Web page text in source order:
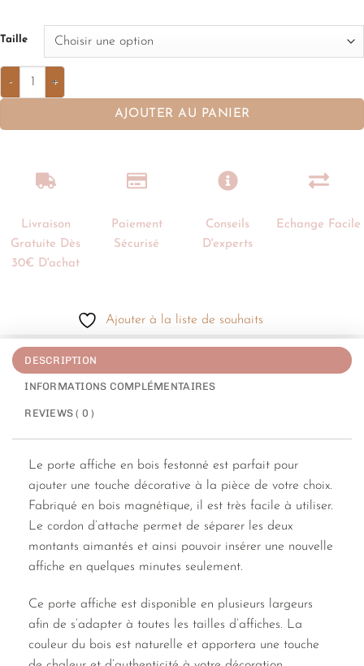
Taille
AJOUTER AU PANIER
Livraison
Gratuite Dès
30€ D'achat
Paiement
Sécurisé
Conseils
D'experts
Echange Facile
Ajouter à la liste de souhaits
DESCRIPTION
INFORMATIONS COMPLÉMENTAIRES
REVIEWS ( 0 )
Le porte affiche en bois festonné est parfait pour
ajouter une touche décorative à la pièce de votre choix.
Fabriqué en bois magnétique, il est très facile à utiliser.
Le cordon d’attache permet de séparer les deux
montants aimantés et ainsi pouvoir insérer une nouvelle
affiche en quelques minutes seulement.
Ce porte affiche est disponible en plusieurs largeurs
afin de s’adapter à toutes les tailles d’affiches. La
couleur du bois est naturelle et apportera une touche